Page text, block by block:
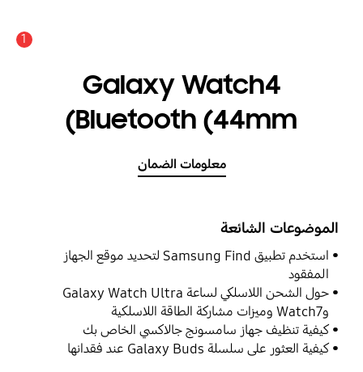
1
Galaxy Watch4
Bluetooth (44mm)
معلومات الضمان
الموضوعات الشائعة
استخدم تطبيق Samsung Find لتحديد موقع الجهاز
المفقود
حول الشحن اللاسلكي لساعة Galaxy Watch Ultra
وWatch7 وميزات مشاركة الطاقة اللاسلكية
كيفية تنظيف جهاز سامسونج جالاكسي الخاص بك
كيفية العثور على سلسلة Galaxy Buds عند فقدانها